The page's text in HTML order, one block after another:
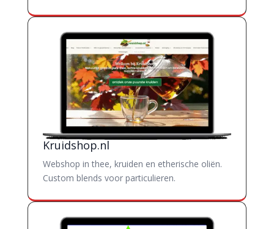
Kruidshop.nl
Webshop in thee, kruiden en etherische oliën.
Custom blends voor particulieren.